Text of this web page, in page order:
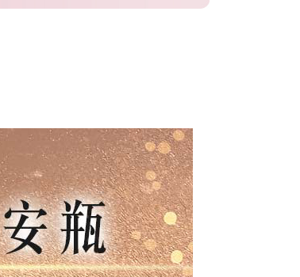
，可選擇「超商條碼／台灣大直營門市／銀行轉
股份有限公司」（以下簡稱本公司）所提供，讓
務購買商品或服務，並由商店將買賣／分期付
後，依約使用本公司帳單繳交帳款。
付你分期」之契約關係目的，商店將以您的個人
分期帳單所需資料之確認、核對及更正。
閱以下連結：
https://oppay.tw/userRule
以上)免運費
含以上)免運費
含以上)免運費
含以上)免運費
含以上)免運費